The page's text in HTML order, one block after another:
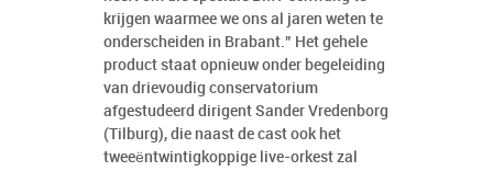
krijgen waarmee we ons al jaren weten te
onderscheiden in Brabant.” Het gehele
product staat opnieuw onder begeleiding
van drievoudig conservatorium
afgestudeerd dirigent Sander Vredenborg
(Tilburg), die naast de cast ook het
tweeëntwintigkoppige live-orkest zal